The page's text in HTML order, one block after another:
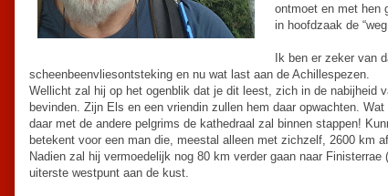
ontmoet en met hen
in hoofdzaak de
Ik ben er zeker van
scheenbeenvliesontsteking en nu wat last aan de Achillespezen.
Wellicht zal hij op het ogenblik dat je dit leest, zich in de nabijheid
bevinden. Zijn Els en een vriendin zullen hem daar opwachten.
daar met de andere pelgrims de kathedraal zal binnen stappen!
betekent voor een man die, meestal alleen met zichzelf, 2600 km
Nadien zal hij vermoedelijk nog 80 km verder gaan naar Finisterrae
uiterste westpunt aan de kust.